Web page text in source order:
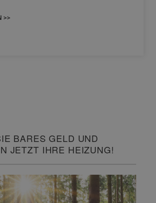
>>
BARES GELD UND
JETZT IHRE HEIZUNG!